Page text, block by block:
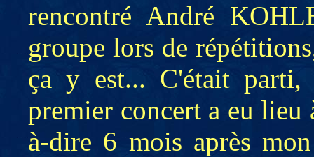
rencontré André
groupe lors de
ça y est... C'était
premier concert a eu lieu
à-dire 6 mois après